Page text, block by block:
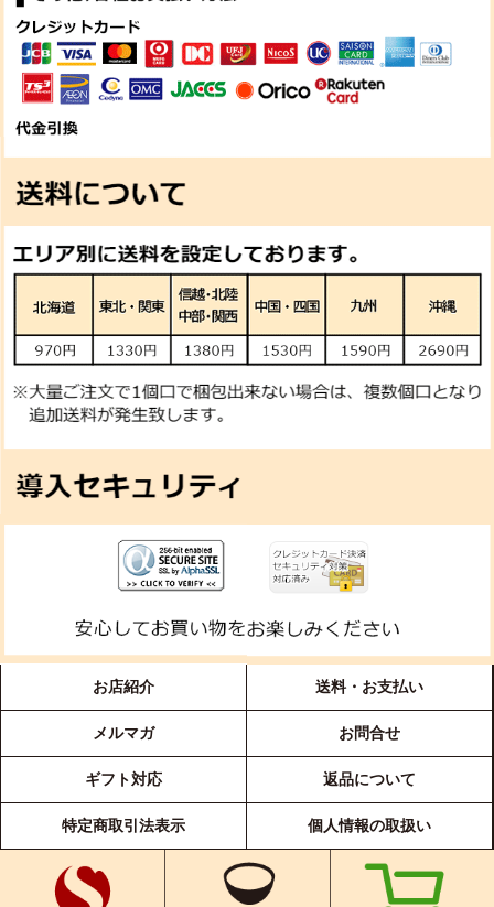
お店紹介 送料・お支払い
メルマガ お問合せ
ギフト対応 返品について
特定商取引法表示 個人情報の取扱い